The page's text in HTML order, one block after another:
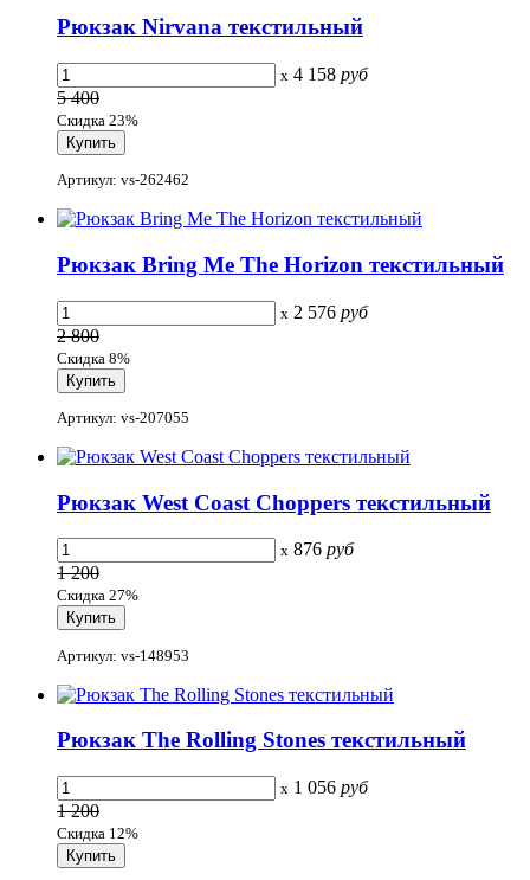
Рюкзак Nirvana текстильный
x 4 158 руб
5 400
Скидка 23%
Артикул: vs-262462
Рюкзак Bring Me The Horizon текстильный
x 2 576 руб
2 800
Скидка 8%
Артикул: vs-207055
Рюкзак West Coast Choppers текстильный
x 876 руб
1 200
Скидка 27%
Артикул: vs-148953
Рюкзак The Rolling Stones текстильный
x 1 056 руб
1 200
Скидка 12%